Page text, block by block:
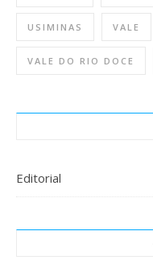
USIMINAS VALE
VALE DO RIO DOCE
Editorial